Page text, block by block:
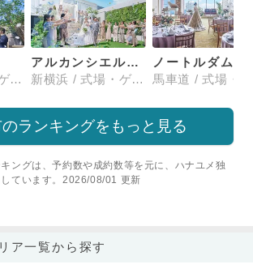
桜木町 / 式場・ゲストハウス
アルカンシエル横浜 luxemariage
新横浜 / 式場・ゲストハウス
ランキングをもっと見る
ングは、予約数や成約数等を元に、ハナユメ独
ています。2026/08/01 更新
ア一覧から探す